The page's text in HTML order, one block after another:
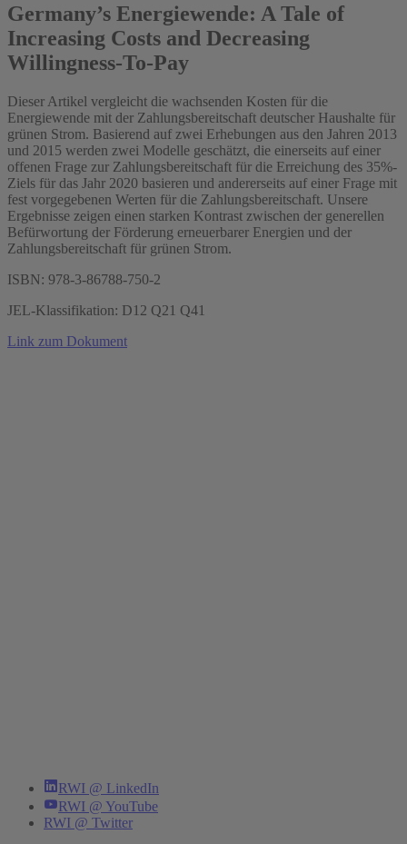
Germany’s Energiewende: A Tale of
Increasing Costs and Decreasing
Willingness-To-Pay
Dieser Artikel vergleicht die wachsenden Kosten für die
Energiewende mit der Zahlungsbereitschaft deutscher Haushalte für
grünen Strom. Basierend auf zwei Erhebungen aus den Jahren 2013
und 2015 werden zwei Modelle geschätzt, die einerseits auf einer
offenen Frage zur Zahlungsbereitschaft für die Erreichung des 35%-
Ziels für das Jahr 2020 basieren und andererseits auf einer Frage mit
fest vorgegebenen Werten für die Zahlungsbereitschaft. Unsere
Ergebnisse zeigen einen starken Kontrast zwischen der generellen
Befürwortung der Förderung erneuerbarer Energien und der
Zahlungsbereitschaft für grünen Strom.
ISBN: 978-3-86788-750-2
JEL-Klassifikation: D12 Q21 Q41
Link zum Dokument
RWI @ LinkedIn
RWI @ YouTube
RWI @ Twitter